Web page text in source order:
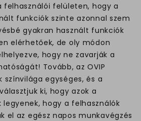
felhasználói felületen, hogy a
funkciók szinte azonnal szem
gyakran használt funkciók
elérhetőek, de oly módon
hogy ne zavarják a
Tovább, az OVIP
színvilága egységes, és a
ki, hogy azok a
legyenek, hogy a felhasználók
el az egész napos munkavégzés